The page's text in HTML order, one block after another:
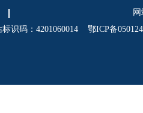
标识码：4201060014 鄂ICP备